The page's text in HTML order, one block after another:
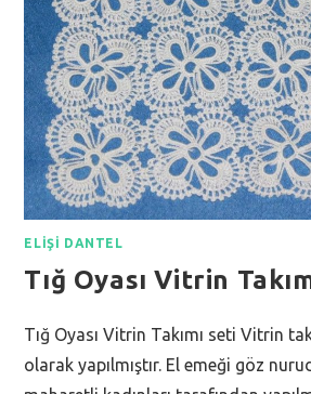
ELIŞI DANTEL
Tığ Oyası Vitrin
Tığ Oyası Vitrin Takımı seti Vitrin
olarak yapılmıştır. El emeği göz